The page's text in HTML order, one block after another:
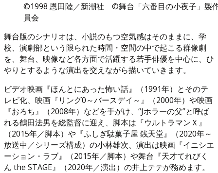
©1998 恩田陸／新潮社 ©舞台「六番目の小夜子」製
員会
舞台版のシナリオは、小説のもつ空気感はそのままに、学
校、演劇部という限られた時間・空間の中で起こる群像劇
を、舞台、映像など各方面で活躍する若手俳優を中心に、ひ
やりとするような演出を交えながら描いていきます。
ビデオ映画『ほんとにあった怖い話』（1991年）とそのテ
レビ化、映画『リング0～バースデイ～』（2000年）や映画
『おろち』（2008年）などを手がけ、“Jホラーの父”と呼ば
れる鶴田法男を総監督に迎え、脚本は『ウルトラマンＸ』
（2015年／脚本）や『ふしぎ駄菓子屋 銭天堂』（2020年～
放送中／シリーズ構成）の小林雄次、演出は映画『イニシエ
ーション・ラブ』（2015年／脚本）や舞台『天才てれびく
ん the STAGE』（2020年／演出）の井上テテが務めます。